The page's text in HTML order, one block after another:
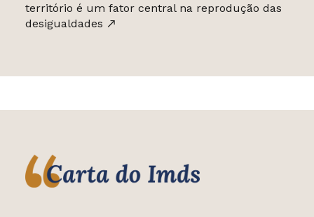
território é um fator central na reprodução das
desigualdades